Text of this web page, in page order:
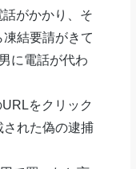
がかかり、そ
結要請がきて
に電話が代わ
をクリック
れた偽の逮捕